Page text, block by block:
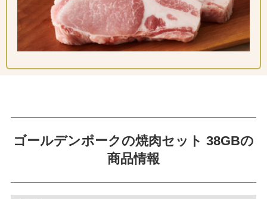
ゴールデンポークの焼肉セット 38GBの
商品情報